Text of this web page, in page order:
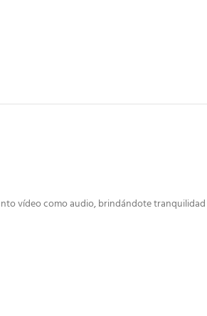
vídeo como audio, brindándote tranquilidad